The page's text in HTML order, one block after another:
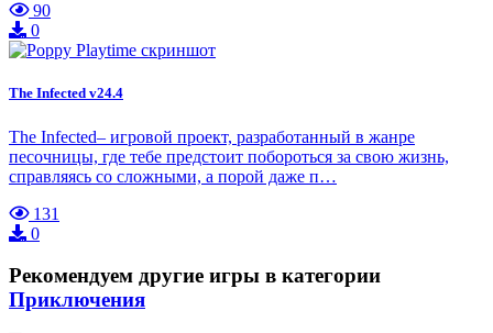
90
0
The Infected v24.4
The Infected– игровой проект, разработанный в жанре
песочницы, где тебе предстоит побороться за свою жизнь,
справляясь со сложными, а порой даже п…
131
0
Рекомендуем другие игры в категории
Приключения